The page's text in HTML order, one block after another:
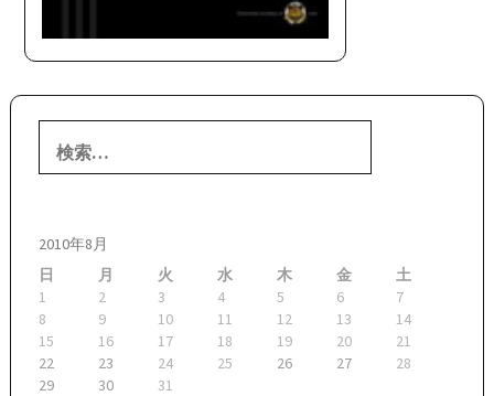
索:
2010年8月
日
月 火 水 木 金
土
1
2 3 4 5 6
7
8
9 10 11 12 13
14
15
16 17 18 19 20
21
22
23 24 25 26 27
28
29
30 31